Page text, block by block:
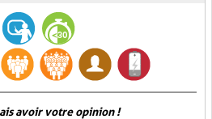
avoir votre opinion !